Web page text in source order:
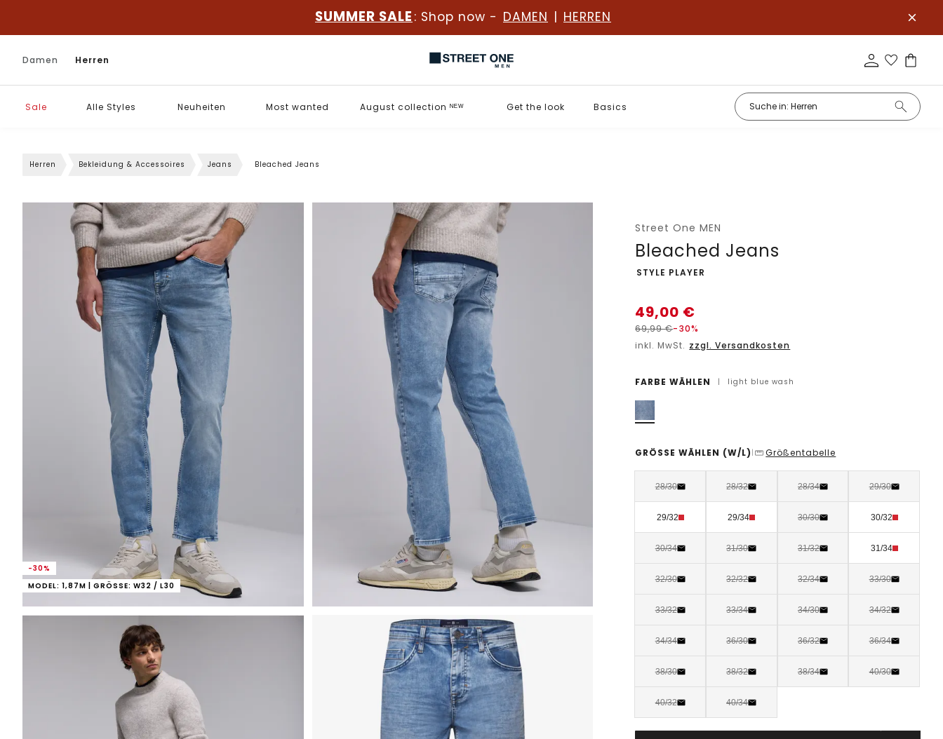
SUMMER SALE : Shop now - DAMEN | HERREN
Damen Herren
Sale Alle Styles Neuheiten Most wanted August collection ᴺᴱᵂ Get the look Basics
Herren Bekleidung & Accessoires Jeans Bleached Jeans
-30%
MODEL: 1,87M | GRÖSSE: W32 / L30
Street One MEN
Bleached Jeans
-
STYLE PLAYER
49,00 €
69,99€-30%
inkl. MwSt. zzgl. Versandkosten
FARBE WÄHLEN | light blue wash
GRÖSSE WÄHLEN (W/L) | Größentabelle
28/30 28/32 28/34 29/30
29/32 29/34 30/30 30/32
30/34 31/30 31/32 31/34
32/30 32/32 32/34 33/30
33/32 33/34 34/30 34/32
34/34 36/30 36/32 36/34
38/30 38/32 38/34 40/30
40/32 40/34